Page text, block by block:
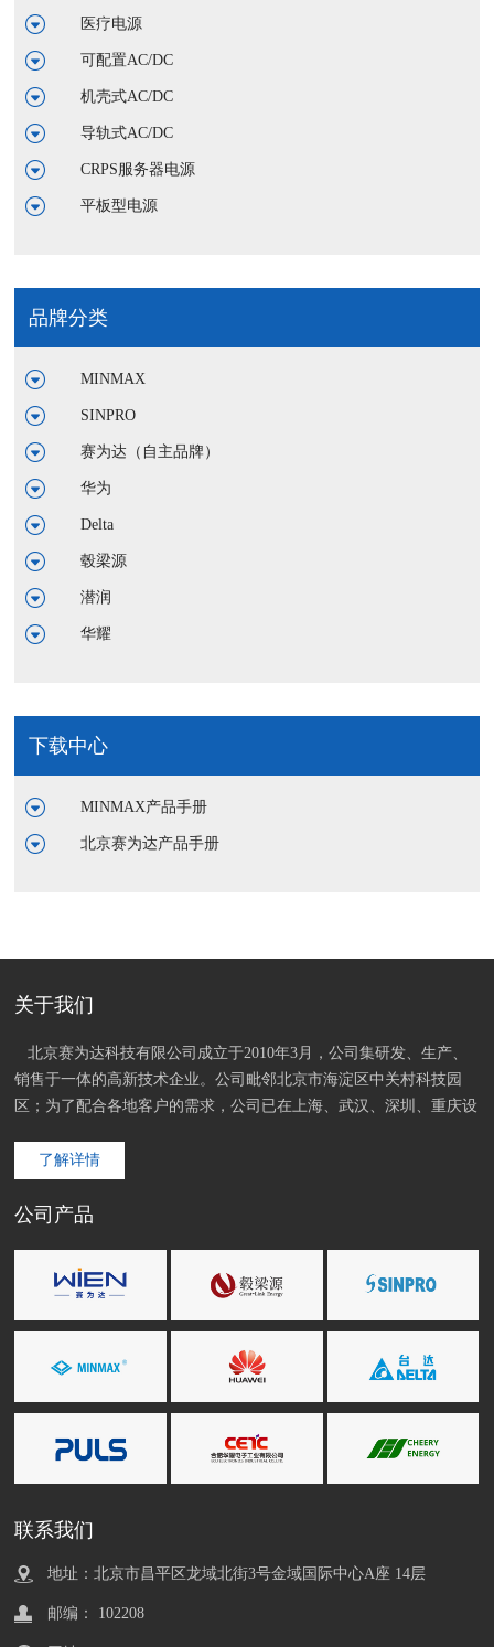
医疗电源
可配置AC/DC
机壳式AC/DC
导轨式AC/DC
CRPS服务器电源
平板型电源
品牌分类
MINMAX
SINPRO
赛为达（自主品牌）
华为
Delta
毂梁源
潜润
华耀
下载中心
MINMAX产品手册
北京赛为达产品手册
关于我们
   北京赛为达科技有限公司成立于2010年3月，公司集研发、生产、
销售于一体的高新技术企业。公司毗邻北京市海淀区中关村科技园
区；为了配合各地客户的需求，公司已在上海、武汉、深圳、重庆设
了解详情
公司产品
联系我们
地址：北京市昌平区龙域北街3号金域国际中心A座 14层
邮编： 102208